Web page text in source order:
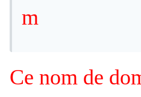
m
Ce nom de